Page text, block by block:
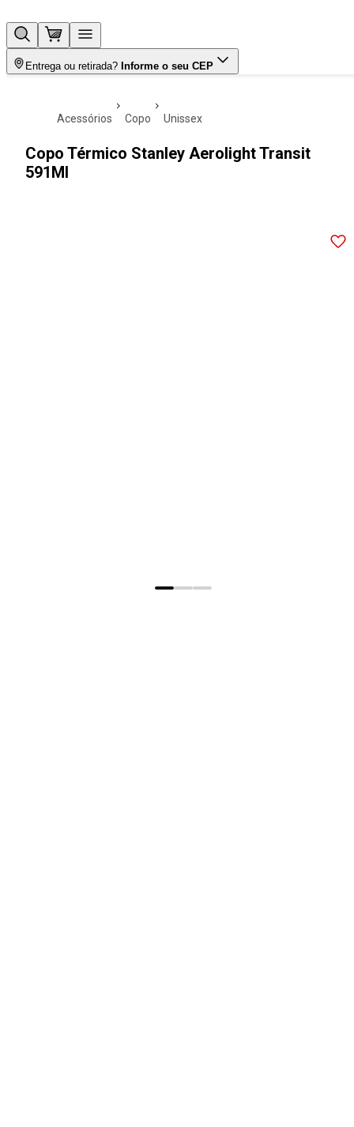
Entrega ou retirada? Informe o seu CEP
acessórios copo unissex
Copo Térmico Stanley Aerolight Transit
591Ml